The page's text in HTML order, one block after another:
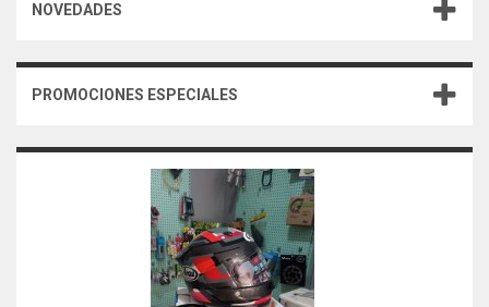
NOVEDADES
PROMOCIONES ESPECIALES